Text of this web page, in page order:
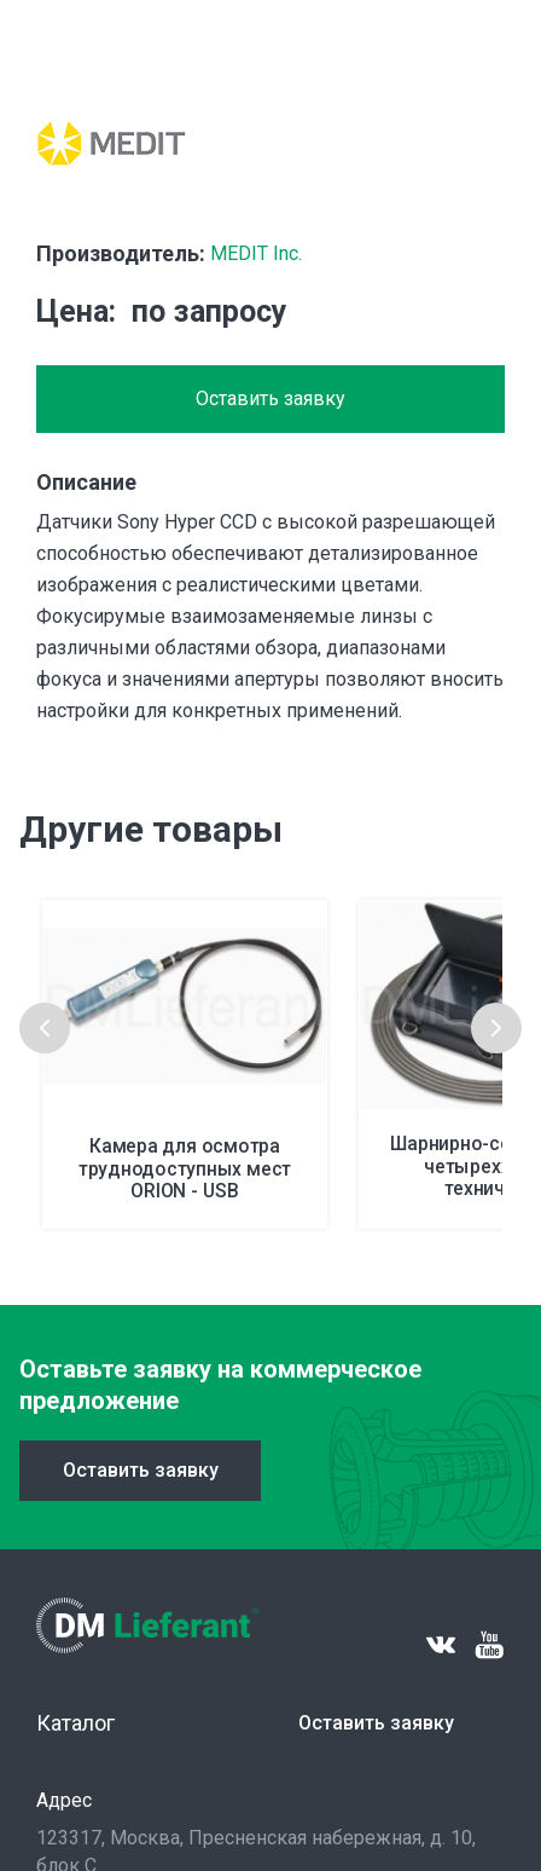
Производитель: MEDIT Inc.
Цена по запросу
Оставить заявку
Описание
Датчики Sony Hyper CCD с высокой разрешающей
способностью обеспечивают детализированное
изображения с реалистическими цветами.
Фокусирумые взаимозаменяемые линзы с
различными областями обзора, диапазонами
фокуса и значениями апертуры позволяют вносить
настройки для конкретных применений.
Другие товары
Камера для осмотра
труднодоступных мест
ORION - USB
Шарнирно-
Оставьте заявку на коммерческое
предложение
Оставить заявку
Каталог Оставить заявку
Адрес
123317, Москва, Пресненская набережная, д. 10,
блок С